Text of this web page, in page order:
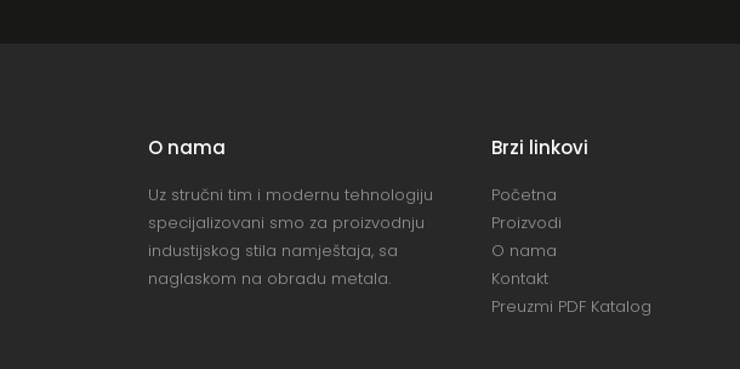
O nama
Uz stručni tim i modernu tehnologiju
specijalizovani smo za proizvodnju
industijskog stila namještaja, sa
naglaskom na obradu metala.
Brzi linkovi
Početna
Proizvodi
O nama
Kontakt
Preuzmi PDF Katalog